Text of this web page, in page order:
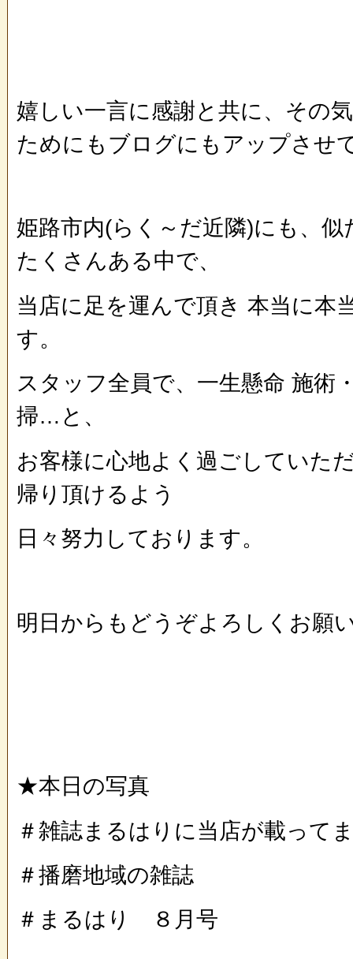
嬉しい一言に感謝と共に、その
ためにもブログにもアップさせ
姫路市内(らく～だ近隣)にも、
たくさんある中で、
当店に足を運んで頂き 本当に本
す。
スタッフ全員で、一生懸命 施術
掃…と、
お客様に心地よく過ごしていた
帰り頂けるよう
日々努力しております。
明日からもどうぞよろしくお願
★本日の写真
＃雑誌まるはりに当店が載って
＃播磨地域の雑誌
＃まるはり ８月号